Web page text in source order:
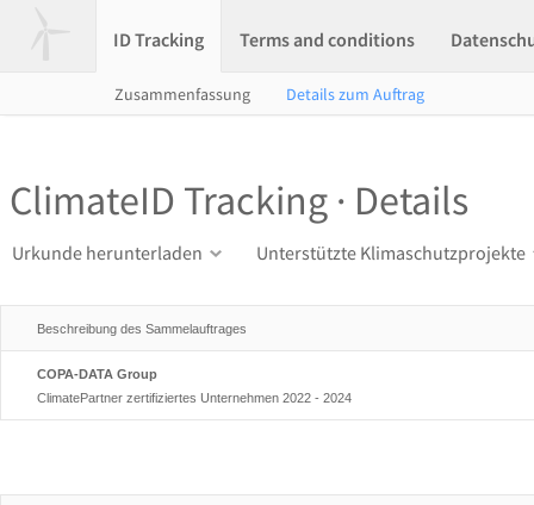
ID Tracking Terms and conditions
Zusammenfassung Details zum Auftrag
ClimateID Tracking · Details
Urkunde herunterladen Unterstützte Klimaschutzprojekte
Beschreibung des Sammelauftrages
COPA-DATA Group
ClimatePartner zertifiziertes Unternehmen 2022 - 2024